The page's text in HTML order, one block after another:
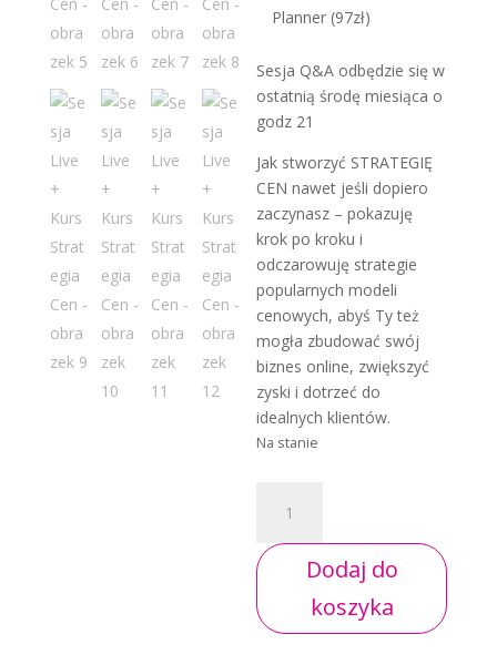
Planner (97zł)
Sesja Q&A odbędzie się w
ostatnią środę miesiąca o
godz 21
Jak stworzyć STRATEGIĘ
CEN nawet jeśli dopiero
zaczynasz – pokazuję
krok po kroku i
odczarowuję strategie
popularnych modeli
cenowych, abyś Ty też
mogła zbudować swój
biznes online, zwiększyć
zyski i dotrzeć do
idealnych klientów.
Na stanie
Sesja
Live
+
Strategia
Dodaj do
koszyka